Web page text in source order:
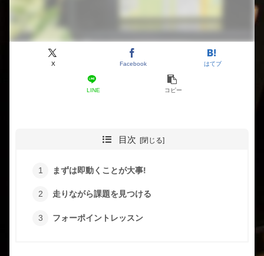
X Facebook はてブ
LINE コピー
目次
まずは即動くことが大事!
走りながら課題を見つける
フォーポイントレッスン